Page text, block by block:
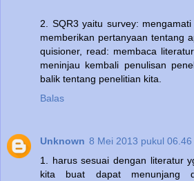
2. SQR3 yaitu survey:
memberikan pertanyaan tentang
quisioner, read: membaca
meninjau kembali penulisan
balik tentang penelitian kita.
Balas
Unknown 8 Mei 2013 pukul 06.46
1. harus sesuai dengan literatur
kita buat dapat menunjang